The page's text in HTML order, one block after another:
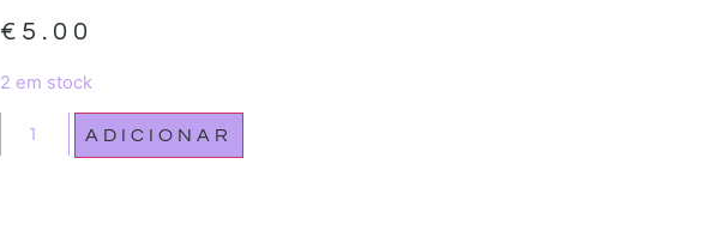
€ 5.00
2 em stock
ADICIONAR